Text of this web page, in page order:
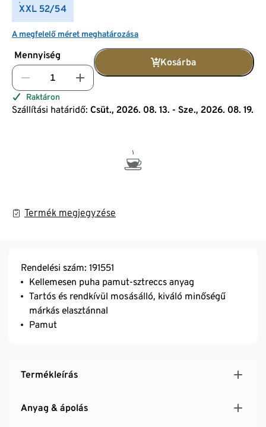
XXL 52/54
A megfelelő méret meghatározása
Mennyiség
Kosárba
Raktáron
Szállítási határidő: Csüt., 2026. 08. 13. - Sze., 2026. 08. 19.
Termék megjegyzése
Rendelési szám: 191551
Kellemesen puha pamut-sztreccs anyag
Tartós és rendkívül mosásálló, kiváló minőségű
márkás elasztánnal
Pamut
Termékleírás
Anyag & ápolás